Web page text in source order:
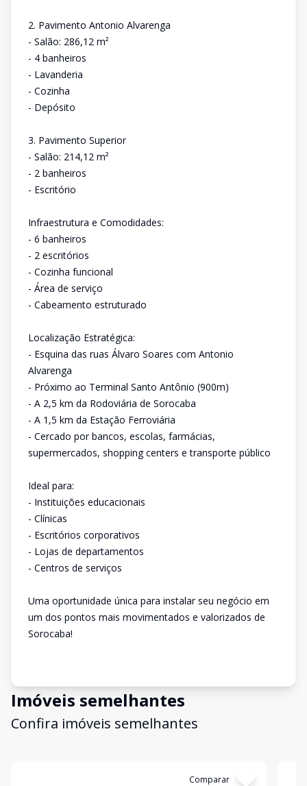
2. Pavimento Antonio Alvarenga
- Salão: 286,12 m²
- 4 banheiros
- Lavanderia
- Cozinha
- Depósito
3. Pavimento Superior
- Salão: 214,12 m²
- 2 banheiros
- Escritório
Infraestrutura e Comodidades:
- 6 banheiros
- 2 escritórios
- Cozinha funcional
- Área de serviço
- Cabeamento estruturado
Localização Estratégica:
- Esquina das ruas Álvaro Soares com Antonio
Alvarenga
- Próximo ao Terminal Santo Antônio (900m)
- A 2,5 km da Rodoviária de Sorocaba
- A 1,5 km da Estação Ferroviária
- Cercado por bancos, escolas, farmácias,
supermercados, shopping centers e transporte público
Ideal para:
- Instituições educacionais
- Clínicas
- Escritórios corporativos
- Lojas de departamentos
- Centros de serviços
Uma oportunidade única para instalar seu negócio em
um dos pontos mais movimentados e valorizados de
Sorocaba!
Imóveis semelhantes
Confira imóveis semelhantes
Comparar